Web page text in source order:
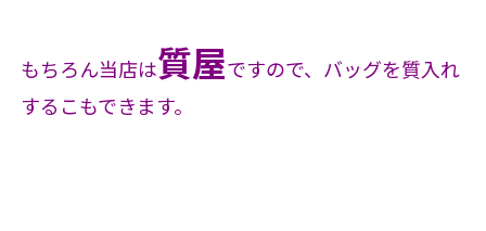
もちろん当店は質屋ですので、バッグを質入れ
するこもできます。